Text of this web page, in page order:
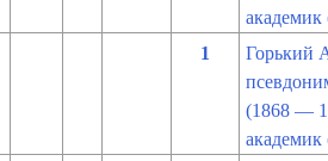
академик
1
Горький
(1868 —
академик